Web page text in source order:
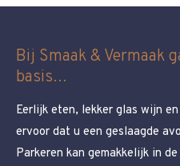
Bij Smaak & Vermaak
basis…
Eerlijk eten, lekker glas wijn
ervoor dat u een geslaagde
Parkeren kan gemakkelijk in